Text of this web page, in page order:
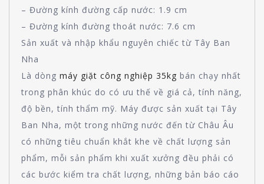
– Đường kính đường cấp nước: 1.9 cm
– Đường kính đường thoát nước: 7.6 cm
Sản xuất và nhập khẩu nguyên chiếc từ Tây Ban
Nha
Là dòng máy giặt công nghiệp 35kg bán chạy nhất
trong phân khúc do có ưu thế về giá cả, tính năng,
độ bền, tính thẩm mỹ. Máy được sản xuất tại Tây
Ban Nha, một trong những nước đến từ Châu Âu
có những tiêu chuẩn khắt khe về chất lượng sản
phẩm, mỗi sản phẩm khi xuất xưởng đều phải có
các bước kiểm tra chất lượng, những bản báo cáo